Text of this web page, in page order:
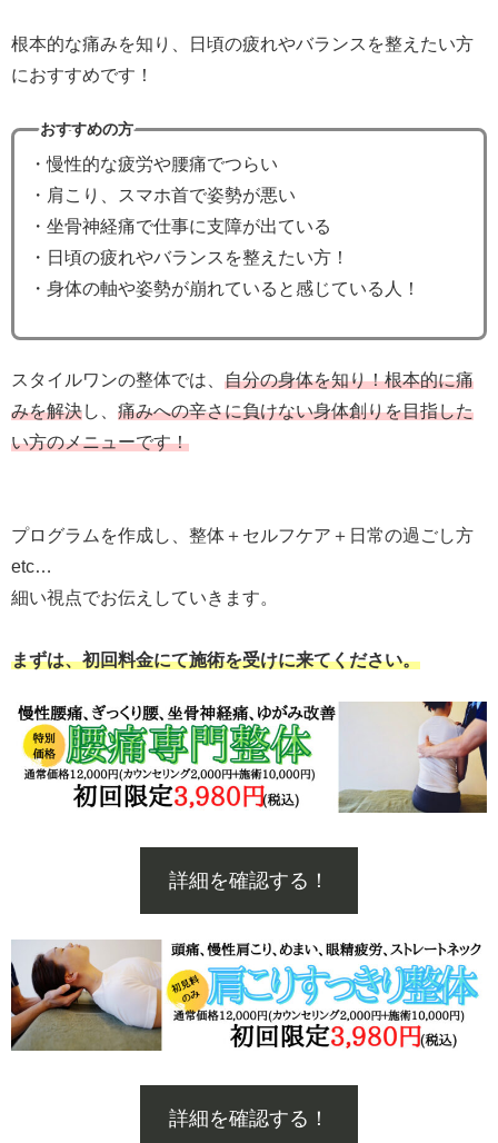
根本的な痛みを知り、日頃の疲れやバランスを整えたい方
におすすめです！
おすすめの方
・慢性的な疲労や腰痛でつらい
・肩こり、スマホ首で姿勢が悪い
・坐骨神経痛で仕事に支障が出ている
・日頃の疲れやバランスを整えたい方！
・身体の軸や姿勢が崩れていると感じている人！
スタイルワンの整体では、 自分の身体を知り！根本的に痛
みを解決し、 痛みへの辛さに負けない身体創りを目指した
い方のメニューです！
プログラムを作成し、整体＋セルフケア＋日常の過ごし方
etc…
細い視点でお伝えしていきます。
まずは、初回料金にて施術を受けに来てください。
詳細を確認する！
詳細を確認する！